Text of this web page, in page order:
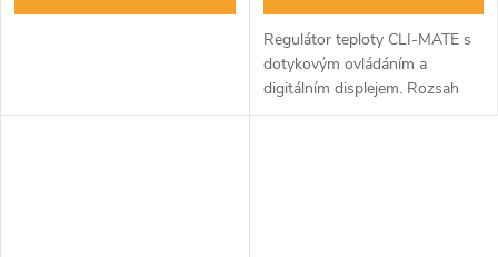
Regulátor teploty CLI-MATE s
dotykovým ovládáním a
digitálním displejem. Rozsah
regulace 10-60°C, max. zátěž